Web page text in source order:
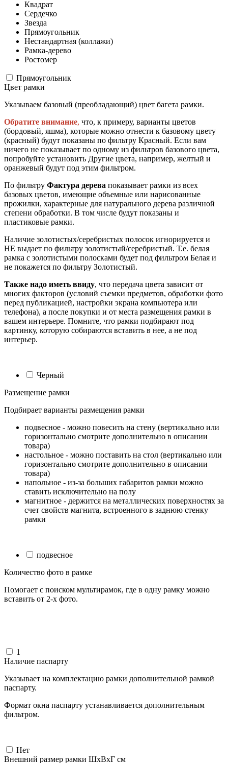
Квадрат
Сердечко
Звезда
Прямоугольник
Нестандартная (коллажи)
Рамка-дерево
Ростомер
Прямоугольник
Цвет рамки
Указываем базовый (преобладающий) цвет багета рамки.
Обратите внимание, что, к примеру, варианты цветов
(бордовый, яшма), которые можно отнести к базовому цвету
(красный) будут показаны по фильтру Красный. Если вам
ничего не показывает по одному из фильтров базового цвета,
попробуйте установить Другие цвета, например, желтый и
оранжевый будут под этим фильтром.
По фильтру Фактура дерева показывает рамки из всех
базовых цветов, имеющие объемные или нарисованные
прожилки, характерные для натурального дерева различной
степени обработки. В том числе будут показаны и
пластиковые рамки.
Наличие золотистых/серебристых полосок игнорируется и
НЕ выдает по фильтру золотистый/серебристый. Т.е. белая
рамка с золотистыми полосками будет под фильтром Белая и
не покажется по фильтру Золотистый.
Также надо иметь ввиду, что передача цвета зависит от
многих факторов (условий съемки предметов, обработки фото
перед публикацией, настройки экрана компьютера или
телефона), а после покупки и от места размещения рамки в
вашем интерьере. Помните, что рамки подбирают под
картинку, которую собираются вставить в нее, а не под
интерьер.
Черный
Размещение рамки
Подбирает варианты размещения рамки
подвесное - можно повесить на стену (вертикально или
горизонтально смотрите дополнительно в описании
товара)
настольное - можно поставить на стол (вертикально или
горизонтально смотрите дополнительно в описании
товара)
напольное - из-за больших габаритов рамки можно
ставить исключительно на полу
магнитное - держится на металлических поверхностях за
счет свойств магнита, встроенного в заднюю стенку
рамки
подвесное
Количество фото в рамке
Помогает с поиском мультирамок, где в одну рамку можно
вставить от 2-х фото.
1
Наличие паспарту
Указывает на комплектацию рамки дополнительной рамкой
паспарту.
Формат окна паспарту устанавливается дополнительным
фильтром.
Нет
Внешний размер рамки ШxВxГ см